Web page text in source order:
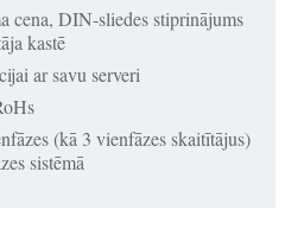
cena, DIN-sliedes stiprinājums
kastē
ar savu serveri
(kā 3 vienfāzes skaitītājus)
sistēmā